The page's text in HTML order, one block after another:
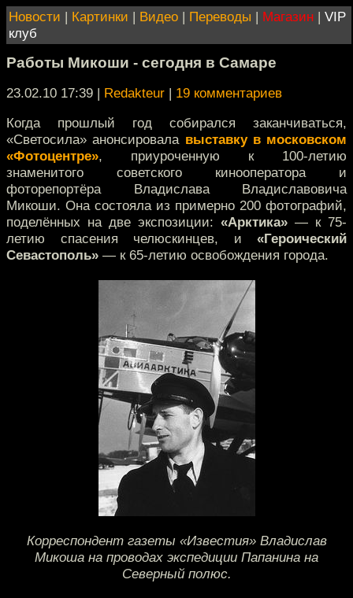
Новости | Картинки | Видео | Переводы | Магазин | VIP
клуб
Работы Микоши - сегодня в Самаре
23.02.10 17:39 | Redakteur | 19 комментариев
Когда прошлый год собирался заканчиваться,
«Светосила» анонсировала выставку в московском
«Фотоцентре», приуроченную к 100-летию
знаменитого советского кинооператора и
фоторепортёра Владислава Владиславовича
Микоши. Она состояла из примерно 200 фотографий,
поделённых на две экспозиции: «Арктика» — к 75-
летию спасения челюскинцев, и «Героический
Севастополь» — к 65-летию освобождения города.
Корреспондент газеты «Известия» Владислав
Микоша на проводах экспедиции Папанина на
Северный полюс.